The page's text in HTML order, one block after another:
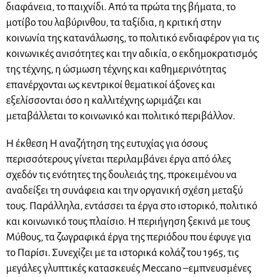
διαφάνεια, το παιχνίδι. Από τα πρώτα της βήματα, το
μοτίβο του λαβύρινθου, τα ταξίδια, η κριτική στην
κοινωνία της κατανάλωσης, το πολιτικό ενδιαφέρον για τις
κοινωνικές ανισότητες και την αδικία, ο εκδημοκρατισμός
της τέχνης, η ώσμωση τέχνης και καθημερινότητας
επανέρχονται ως κεντρικοί θεματικοί άξονες και
εξελίσσονται όσο η καλλιτέχνης ωριμάζει και
μεταβάλλεται το κοινωνικό και πολιτικό περιβάλλον.
Η έκθεση Η αναζήτηση της ευτυχίας για όσους
περισσότερους γίνεται περιλαμβάνει έργα από όλες
σχεδόν τις ενότητες της δουλειάς της, προκειμένου να
αναδείξει τη συνάφεια και την οργανική σχέση μεταξύ
τους. Παράλληλα, εντάσσει τα έργα στο ιστορικό, πολιτικό
και κοινωνικό τους πλαίσιο. Η περιήγηση ξεκινά με τους
Μύθους, τα ζωγραφικά έργα της περιόδου που έφυγε για
το Παρίσι. Συνεχίζει με τα ιστορικά κολάζ του 1965, τις
μεγάλες γλυπτικές κατασκευές Meccano –εμπνευσμένες